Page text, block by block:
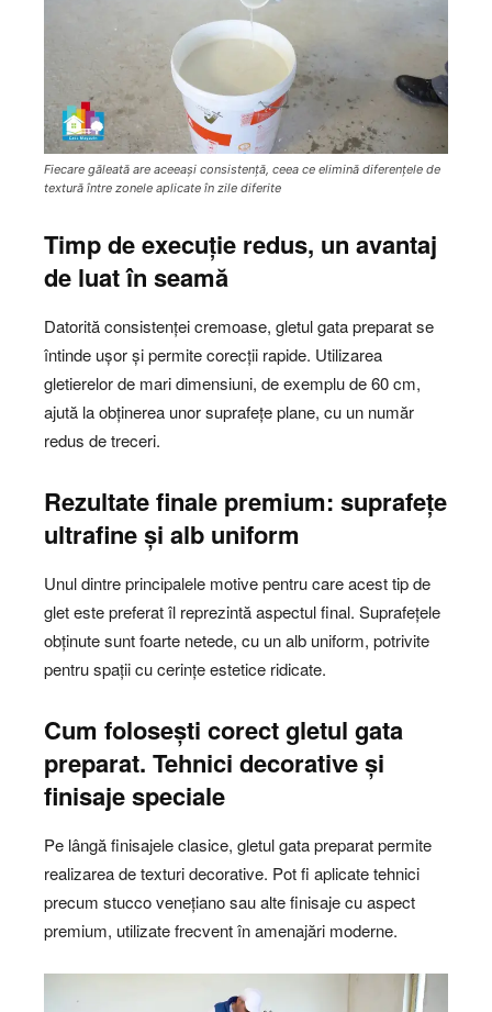
Fiecare găleată are aceeași consistență, ceea ce elimină diferențele de
textură între zonele aplicate în zile diferite
Timp de execuție redus, un avantaj
de luat în seamă
Datorită consistenței cremoase, gletul gata preparat se
întinde ușor și permite corecții rapide. Utilizarea
gletierelor de mari dimensiuni, de exemplu de 60 cm,
ajută la obținerea unor suprafețe plane, cu un număr
redus de treceri.
Rezultate finale premium: suprafețe
ultrafine și alb uniform
Unul dintre principalele motive pentru care acest tip de
glet este preferat îl reprezintă aspectul final. Suprafețele
obținute sunt foarte netede, cu un alb uniform, potrivite
pentru spații cu cerințe estetice ridicate.
Cum folosești corect gletul gata
preparat. Tehnici decorative și
finisaje speciale
Pe lângă finisajele clasice, gletul gata preparat permite
realizarea de texturi decorative. Pot fi aplicate tehnici
precum stucco venețiano sau alte finisaje cu aspect
premium, utilizate frecvent în amenajări moderne.